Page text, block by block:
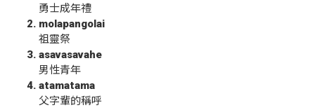
勇士成年禮
molapangolai
祖靈祭
asavasavahe
男性青年
atamatama
父字輩的稱呼